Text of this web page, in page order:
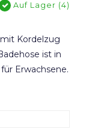
Auf Lager (4)
Kordelzug
ist in
Erwachsene.